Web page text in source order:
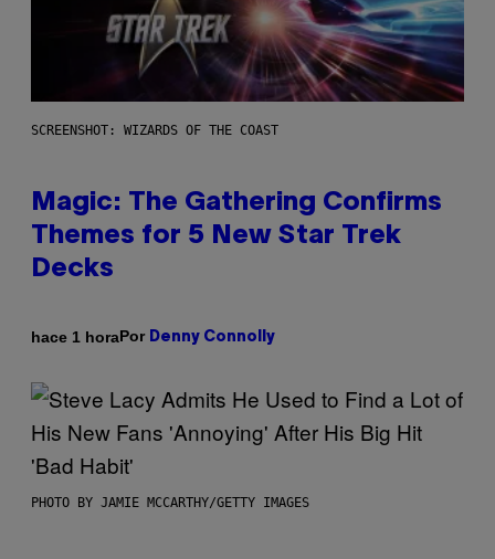
SCREENSHOT: WIZARDS OF THE COAST
Magic: The Gathering Confirms
Themes for 5 New Star Trek
Decks
hace 1 horaPor Denny Connolly
PHOTO BY JAMIE MCCARTHY/GETTY IMAGES